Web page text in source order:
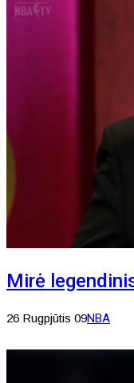
Mirė
26 Rugpjūtis 09NBA